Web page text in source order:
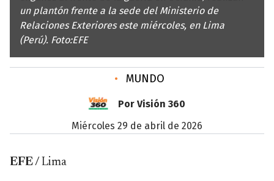
un plantón frente a la sede del Ministerio de
Relaciones Exteriores este miércoles, en Lima
(Perú). Foto:EFE
• MUNDO
Por Visión 360
miércoles 29 de abril de 2026
EFE / Lima